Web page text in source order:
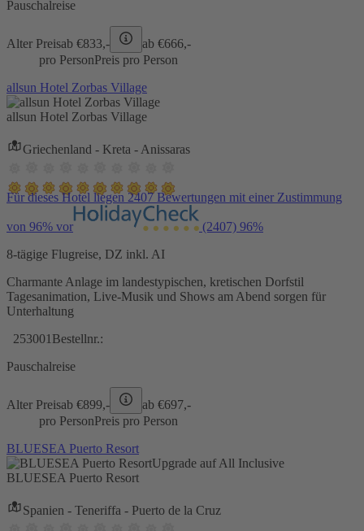
Pauschalreise
Alter Preisab €833,- ab €666,-
pro PersonPreis pro Person
allsun Hotel Zorbas Village
allsun Hotel Zorbas Village
Griechenland - Kreta - Anissaras
Für dieses Hotel liegen 2407 Bewertungen mit einer Zustimmung
von 96% vor (2407) 96%
8-tägige Flugreise, DZ inkl. AI
Charmante Anlage im landestypischen, kretischen Dorfstil
Tagesanimation, Live-Musik und Shows am Abend sorgen für
Unterhaltung
253001 Bestellnr.:
Pauschalreise
Alter Preisab €899,- ab €697,-
pro PersonPreis pro Person
BLUESEA Puerto Resort
Upgrade auf All Inclusive
BLUESEA Puerto Resort
Spanien - Teneriffa - Puerto de la Cruz